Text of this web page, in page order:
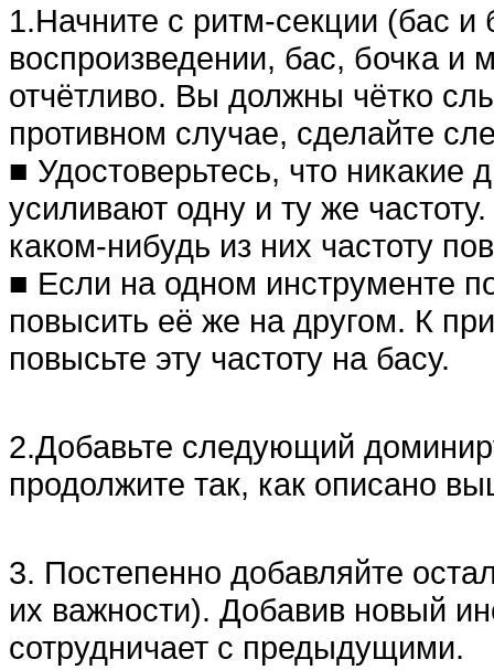
1.Начните с ритм-секции (бас
воспроизведении, бас, бочка и
отчётливо. Вы должны чётко
противном случае, сделайте
■ Удостоверьтесь, что
усиливают одну и ту же
каком-нибудь из них частоту
■ Если на одном инструменте
повысить её же на другом. К
повысьте эту частоту на басу.
2.Добавьте следующий
продолжите так, как описано
3. Постепенно добавляйте
их важности). Добавив новый
сотрудничает с предыдущими.